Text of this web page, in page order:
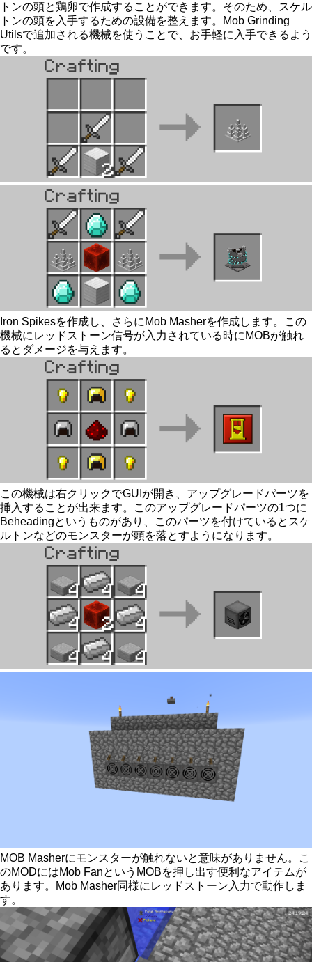
トンの頭と鶏卵で作成することができます。そのため、スケル
トンの頭を入手するための設備を整えます。Mob Grinding
Utilsで追加される機械を使うことで、お手軽に入手できるよう
です。
Iron Spikesを作成し、さらにMob Masherを作成します。この
機械にレッドストーン信号が入力されている時にMOBが触れ
るとダメージを与えます。
この機械は右クリックでGUIが開き、アップグレードパーツを
挿入することが出来ます。このアップグレードパーツの1つに
Beheadingというものがあり、このパーツを付けているとスケ
ルトンなどのモンスターが頭を落とすようになります。
MOB Masherにモンスターが触れないと意味がありません。こ
のMODにはMob FanというMOBを押し出す便利なアイテムが
あります。Mob Masher同様にレッドストーン入力で動作しま
す。